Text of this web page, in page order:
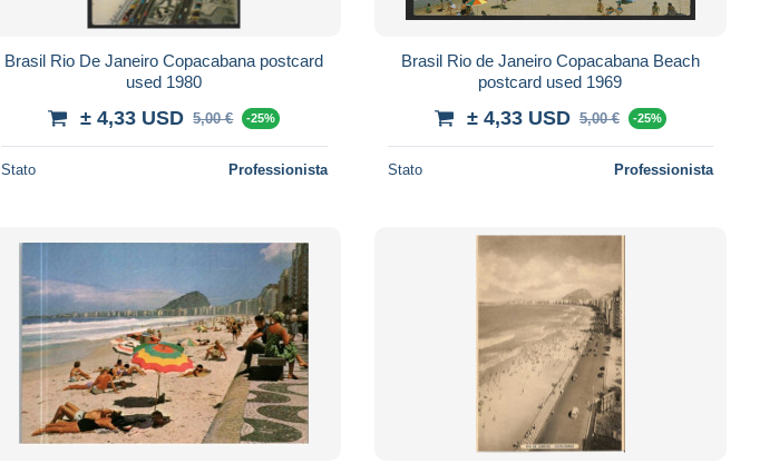
Brasil Rio De Janeiro Copacabana postcard
used 1980
± 4,33 USD 5,00 € -25%
Stato Professionista
Brasil Rio de Janeiro Copacabana Beach
postcard used 1969
± 4,33 USD 5,00 € -25%
Stato Professionista